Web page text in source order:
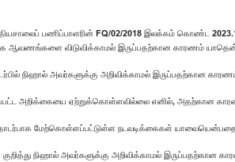
பணிப்பாளரின் FQ/02/2018 இலக்கம் கொண்ட
ஆவணங்களை விடுவிக்காமல் இருப்பதற்கான காரணம்
நிஹால் அவர்களுக்கு அறிவிக்காமல் இருப்பதற்கான
அறிக்கையை ஏற்றுக்கொள்ளவில்லை எனில், அதற்கான
மேற்கொள்ளப்பட்டுள்ள நடவடிக்கைகள்
குறித்து நிஹால் அவர்களுக்கு அறிவிக்காமல் இருப்பதற்கான